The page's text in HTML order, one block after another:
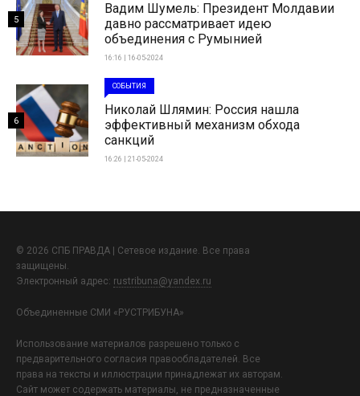
Вадим Шумель: Президент Молдавии
давно рассматривает идею
объединения с Румынией
16:16 | 16-05-2024
5
СОБЫТИЯ
Николай Шлямин: Россия нашла
эффективный механизм обхода
санкций
16:26 | 21-05-2024
6
© 2026 СПБ ПРАВДА | Сетевое издание. Все права
защищены.
Электронный адрес: rustribuna@yandex.ru
Объединенные СМИ «РУСТРИБУНА»
Использование материалов разрешено только с
предварительного согласия правообладателей. Все
права на тексты и иллюстрации принадлежат их авторам.
Сайт может содержать материалы, не предназначенные